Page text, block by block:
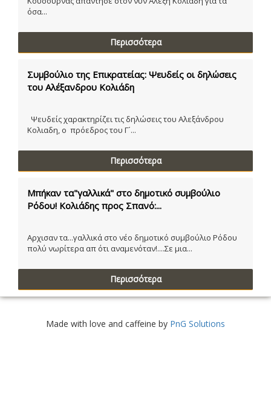
όσα...
Περισσότερα
Συμβούλιο της Επικρατείας: Ψευδείς οι δηλώσεις
του Αλέξανδρου Κολιάδη
Ψευδείς χαρακτηρίζει τις δηλώσεις του Αλεξάνδρου
Κολιαδη, ο πρόεδρος του Γ´...
Περισσότερα
Μπήκαν τα"γαλλικά" στο δημοτικό συμβούλιο
Ρόδου! Κολιάδης προς Σπανό:...
Αρχισαν τα...γαλλικά στο νέο δημοτικό συμβούλιο Ρόδου
πολύ νωρίτερα απ ότι αναμενόταν!....Σε μια...
Περισσότερα
Made with love and caffeine by PnG Solutions